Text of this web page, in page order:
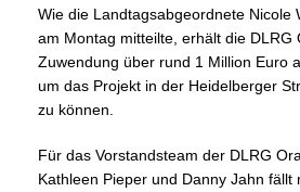
Wie die Landtagsabgeordnete Nicole
am Montag mitteilte, erhält die DLRG
Zuwendung über rund 1 Million Euro
um das Projekt in der Heidelberger
zu können.
Für das Vorstandsteam der DLRG
Kathleen Pieper und Danny Jahn fällt